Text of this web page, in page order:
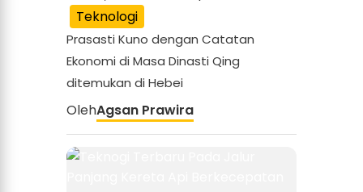
Teknologi
Prasasti Kuno dengan Catatan
Ekonomi di Masa Dinasti Qing
ditemukan di Hebei
OlehAgsan Prawira